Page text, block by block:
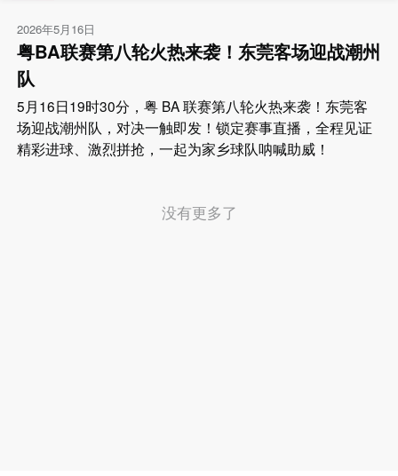
2026年5月16日
粤BA联赛第八轮火热来袭！东莞客场迎战潮州
队
5月16日19时30分，粤 BA 联赛第八轮火热来袭！东莞客
场迎战潮州队，对决一触即发！锁定赛事直播，全程见证
精彩进球、激烈拼抢，一起为家乡球队呐喊助威！
没有更多了